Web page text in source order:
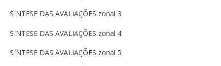
SINTESE DAS AVALIAÇÕES zonal 3
SINTESE DAS AVALIAÇÕES zonal 4
SINTESE DAS AVALIAÇÕES zonal 5